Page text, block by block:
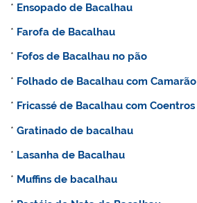
* Ensopado de Bacalhau
* Farofa de Bacalhau
* Fofos de Bacalhau no pão
* Folhado de Bacalhau com Camarão
* Fricassé de Bacalhau com Coentros
*Gratinado de bacalhau
* Lasanha de Bacalhau
* Muffins de bacalhau